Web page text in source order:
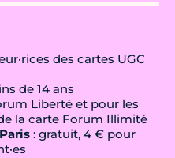
des cartes UGC
de 14 ans
Liberté et pour les
la carte Forum Illimité
: gratuit, 4 € pour